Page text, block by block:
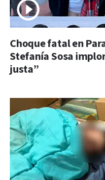
Choque fatal en
Stefanía Sosa
justa”